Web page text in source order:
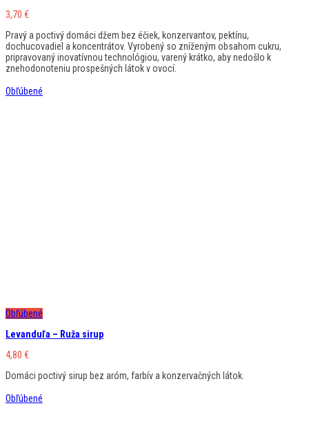
3,70 €
Pravý a poctivý domáci džem bez éčiek, konzervantov, pektínu,
dochucovadiel a koncentrátov. Vyrobený so zníženým obsahom cukru,
pripravovaný inovatívnou technológiou, varený krátko, aby nedošlo k
znehodonoteniu prospešných látok v ovocí.
Obľúbené
Obľúbené
Levanduľa – Ruža sirup
4,80 €
Domáci poctivý sirup bez aróm, farbív a konzervačných látok.
Obľúbené